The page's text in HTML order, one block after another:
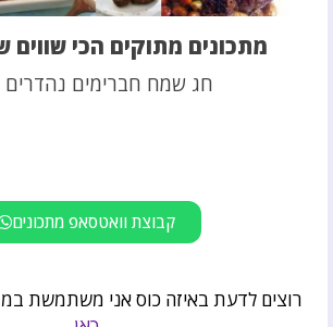
מתכונים מתוקים הכי
חג שמח חברימים נהדרים
קבוצת וואטסאפ מתכונים
רוצים לדעת באיזה כוס אני משתמשת